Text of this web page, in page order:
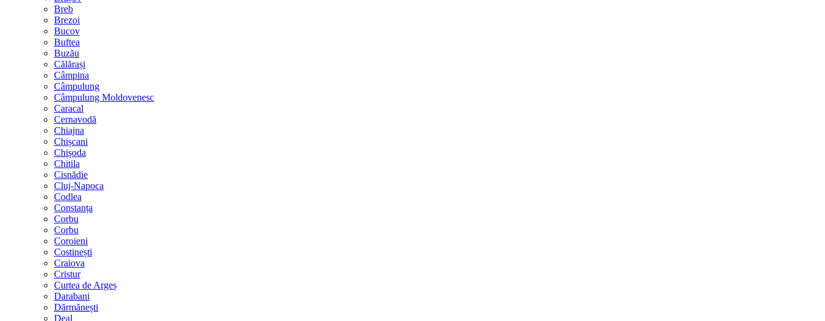
Breb
Brezoi
Bucov
Buftea
Buzău
Călărași
Câmpina
Câmpulung
Câmpulung Moldovenesc
Caracal
Cernavodă
Chiajna
Chișcani
Chișoda
Chitila
Cisnădie
Cluj-Napoca
Codlea
Constanța
Corbu
Corbu
Coroieni
Costinești
Craiova
Cristur
Curtea de Argeș
Darabani
Dărmănești
Deal